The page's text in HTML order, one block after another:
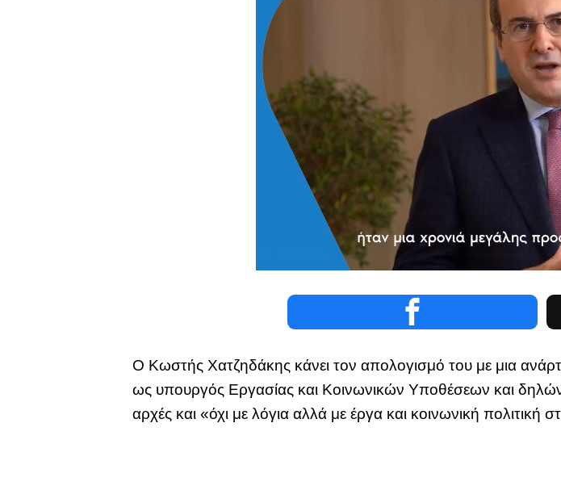
Ο Κωστής Χατζηδάκης κάνει τον απολογισμό του με μια
ως υπουργός Εργασίας και Κοινωνικών Υποθέσεων και
αρχές και «όχι με λόγια αλλά με έργα και κοινωνική πολιτική